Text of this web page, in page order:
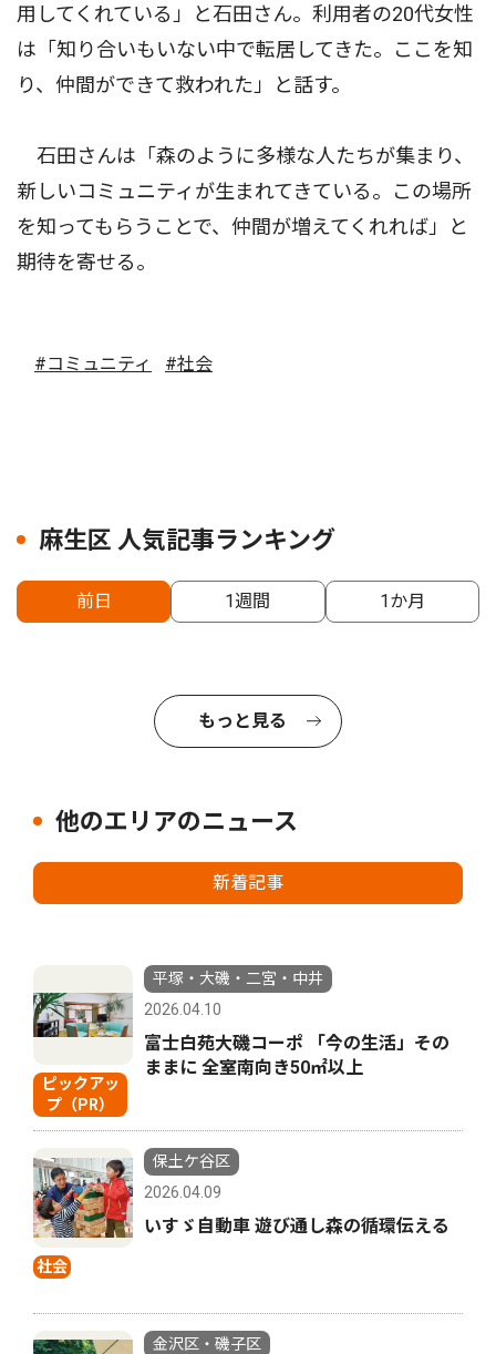
用してくれている」と石田さん。利用者の20代女性
は「知り合いもいない中で転居してきた。ここを知
り、仲間ができて救われた」と話す。
石田さんは「森のように多様な人たちが集まり、
新しいコミュニティが生まれてきている。この場所
を知ってもらうことで、仲間が増えてくれれば」と
期待を寄せる。
#コミュニティ #社会
麻生区 人気記事ランキング
前日 1週間 1か月
もっと見る
他のエリアのニュース
新着記事
ピックアッ
プ（PR）
平塚・大磯・二宮・中井
2026.04.10
富士白苑大磯コーポ 「今の生活」その
ままに 全室南向き50㎡以上
社会
保土ケ谷区
2026.04.09
いすゞ自動車 遊び通し森の循環伝える
金沢区・磯子区